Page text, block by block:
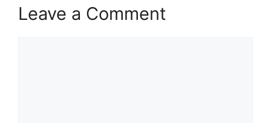
Leave a Comment